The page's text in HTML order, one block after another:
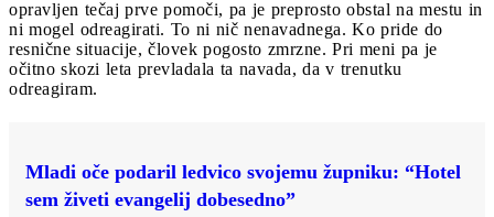
opravljen tečaj prve pomoči, pa je preprosto obstal na mestu in
ni mogel odreagirati. To ni nič nenavadnega. Ko pride do
resnične situacije, človek pogosto zmrzne. Pri meni pa je
očitno skozi leta prevladala ta navada, da v trenutku
odreagiram.
Mladi oče podaril ledvico svojemu župniku: “Hotel
sem živeti evangelij dobesedno”